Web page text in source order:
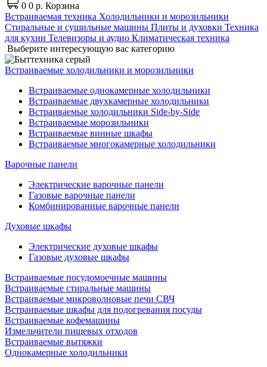
0 0 р. Корзина
Встраиваемая техника Холодильники и морозильники
Стиральные и сушильные машины Плиты и духовки Техника
для кухни Телевизоры и аудио Климатическая техника
Выберите интересующую вас категорию
Встраиваемые холодильники и морозильники
Встраиваемые однокамерные холодильники
Встраиваемые двухкамерные холодильники
Встраиваемые холодильники Side-by-Side
Встраиваемые морозильники
Встраиваемые винные шкафы
Встраиваемые многокамерные холодильники
Варочные панели
Электрические варочные панели
Газовые варочные панели
Комбинированные варочные панели
Духовые шкафы
Электрические духовые шкафы
Газовые духовые шкафы
Встраиваемые посудомоечные машины
Встраиваемые стиральные машины
Встраиваемые микроволновые печи СВЧ
Встраиваемые шкафы для подогревания посуды
Встраиваемые кофемашины
Измельчители пищевых отходов
Встраиваемые вытяжки
Однокамерные холодильники